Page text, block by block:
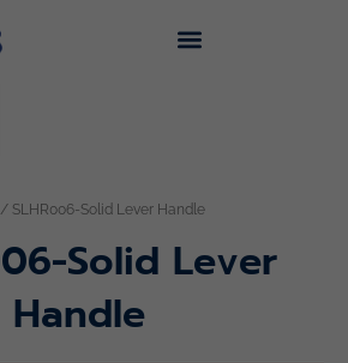
/ SLHR006-Solid Lever Handle
Solid Lever
Handle